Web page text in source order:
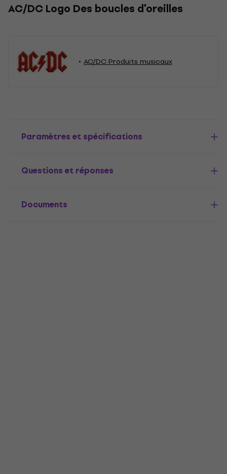
AC/DC Logo Des boucles d'oreilles
AC/DC Produits musicaux
Paramètres et spécifications
Questions et réponses
Documents